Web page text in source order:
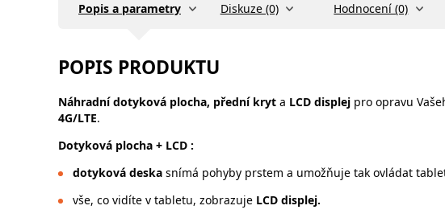
Popis a parametry Diskuze (0) Hodnocení (0)
POPIS PRODUKTU
Náhradní dotyková plocha, přední kryt a LCD displej pro opravu
4G/LTE.
Dotyková plocha + LCD :
dotyková deskasnímá pohyby prstem a umožňuje tak ovládat
vše, co vidíte v tabletu, zobrazuje LCD displej.